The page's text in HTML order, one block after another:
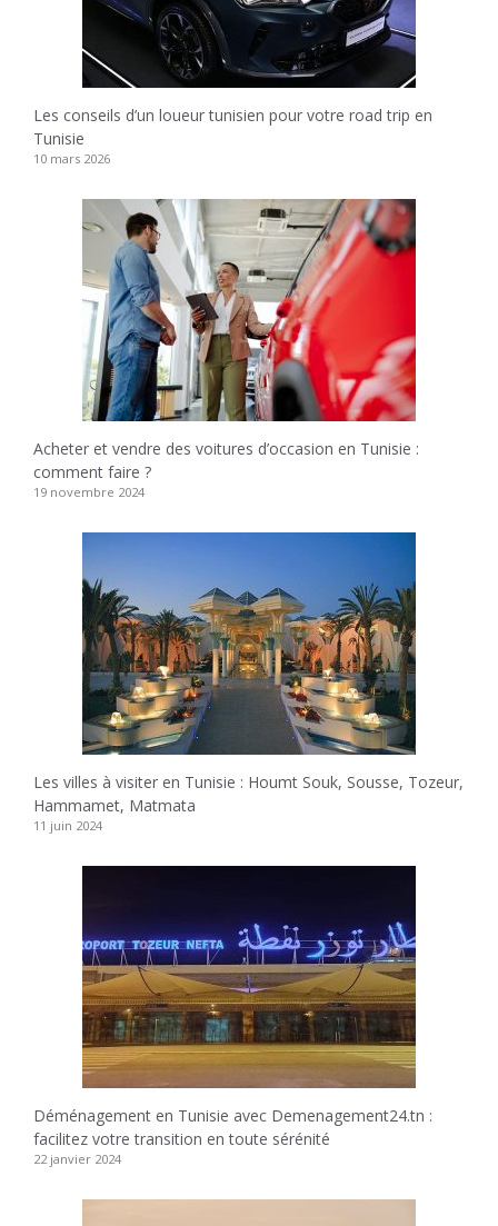
Les conseils d’un loueur tunisien pour votre road trip en
Tunisie
10 mars 2026
Acheter et vendre des voitures d’occasion en Tunisie :
comment faire ?
19 novembre 2024
Les villes à visiter en Tunisie : Houmt Souk, Sousse, Tozeur,
Hammamet, Matmata
11 juin 2024
Déménagement en Tunisie avec Demenagement24.tn :
facilitez votre transition en toute sérénité
22 janvier 2024